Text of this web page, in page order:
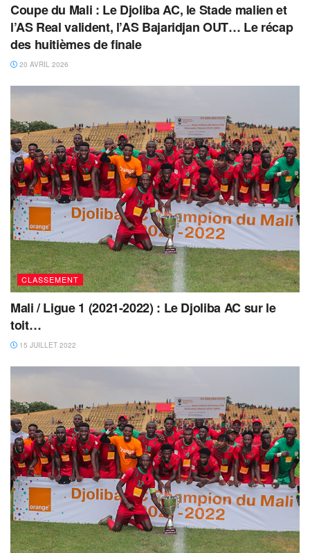
Coupe du Mali : Le Djoliba AC, le Stade malien et
l’AS Real valident, l’AS Bajaridjan OUT… Le récap
des huitièmes de finale
20 AVRIL 2026
CLASSEMENT
Mali / Ligue 1 (2021-2022) : Le Djoliba AC sur le
toit…
15 JUILLET 2022